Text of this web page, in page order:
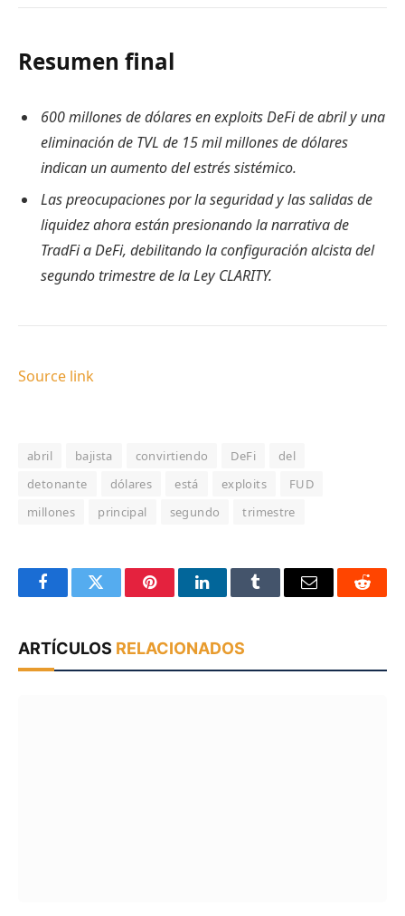
Resumen final
600 millones de dólares en exploits DeFi de abril y una
eliminación de TVL de 15 mil millones de dólares
indican un aumento del estrés sistémico.
Las preocupaciones por la seguridad y las salidas de
liquidez ahora están presionando la narrativa de
TradFi a DeFi, debilitando la configuración alcista del
segundo trimestre de la Ley CLARITY.
Source link
abril bajista convirtiendo DeFi
del
detonante
dólares está exploits
FUD
millones
principal segundo trimestre
FacebookTwitter PinterestLinkedInTumblr Email Reddit
ARTÍCULOS RELACIONADOS